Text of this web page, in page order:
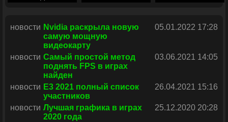
новости Nvidia раскрыла новую
самую мощную
видеокарту
05.01.2022 17:28
новости Самый простой метод
поднять FPS в играх
найден
03.06.2021 14:05
новости E3 2021 полный список
участников
26.04.2021 15:16
новости Лучшая графика в играх
2020 года
25.12.2020 20:28